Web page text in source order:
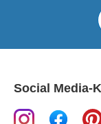
Social Media-